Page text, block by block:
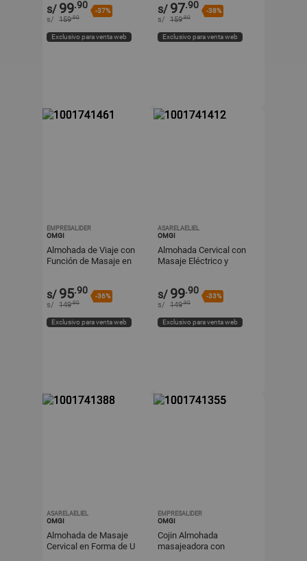
s/ 99.90
-37%
s/ 159.90
Exclusivo para venta web
s/ 97.90
-38%
s/ 159.90
Exclusivo para venta web
EMPRESALIDER
OMGI
Almohada de Viaje con
Función de Masaje en
s/ 95.90
-36%
s/ 149.90
Exclusivo para venta web
ASARELAELIEL
OMGI
Almohada Cervical con
Masaje Eléctrico y
s/ 99.90
-33%
s/ 149.90
Exclusivo para venta web
ASARELAELIEL
OMGI
Almohada de Masaje
Cervical en Forma de U
EMPRESALIDER
OMGI
Cojin Almohada
masajeadora con